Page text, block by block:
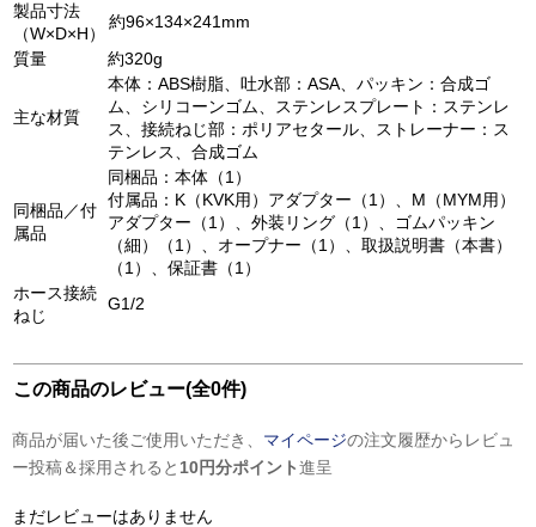
製品寸法
（W×D×H）
約96×134×241mm
質量
約320g
主な材質
本体：ABS樹脂、吐水部：ASA、パッキン：合成ゴ
ム、シリコーンゴム、ステンレスプレート：ステンレ
ス、接続ねじ部：ポリアセタール、ストレーナー：ス
テンレス、合成ゴム
同梱品／付
属品
同梱品：本体（1）
付属品：K（KVK用）アダプター（1）、M（MYM用）
アダプター（1）、外装リング（1）、ゴムパッキン
（細）（1）、オープナー（1）、取扱説明書（本書）
（1）、保証書（1）
ホース接続
ねじ
G1/2
この商品のレビュー(全0件)
商品が届いた後ご使用いただき、 マイページの注文履歴からレビュ
ー投稿＆採用されると 10円分ポイント進呈
まだレビューはありません